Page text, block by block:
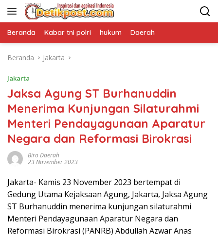
Langsung
Beranda Kabar tni polri hukum Daerah
Beranda Jakarta
Jakarta
Jaksa Agung ST Burhanuddin
Menerima Kunjungan Silaturahmi
Menteri Pendayagunaan Aparatur
Negara dan Reformasi Birokrasi
Biro Daerah
23 November 2023
Jakarta- Kamis 23 November 2023 bertempat di
Gedung Utama Kejaksaan Agung, Jakarta, Jaksa Agung
ST Burhanuddin menerima kunjungan silaturahmi
Menteri Pendayagunaan Aparatur Negara dan
Reformasi Birokrasi (PANRB) Abdullah Azwar Anas